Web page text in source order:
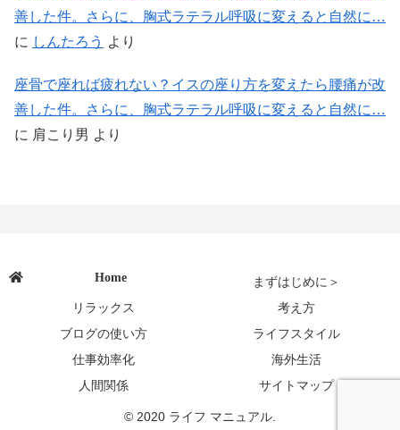
善した件。さらに、胸式ラテラル呼吸に変えると自然に…
に しんたろう より
座骨で座れば疲れない？イスの座り方を変えたら腰痛が改
善した件。さらに、胸式ラテラル呼吸に変えると自然に…
に 肩こり男 より
Home
まずはじめに＞
リラックス
考え方
ブログの使い方
ライフスタイル
仕事効率化
海外生活
人間関係
サイトマップ
© 2020 ライフ マニュアル.